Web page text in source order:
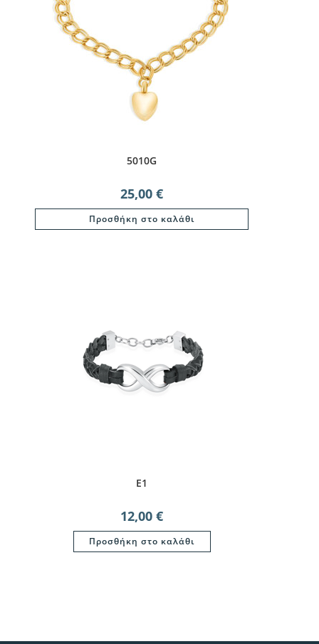
5010G
25,00 €
Προσθήκη στο καλάθι
Ε1
12,00 €
Προσθήκη στο καλάθι